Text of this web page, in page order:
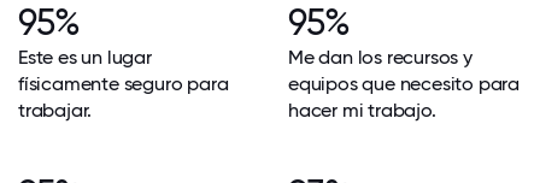
95%
Este es un lugar
físicamente seguro para
trabajar.
95%
Me dan los recursos y
equipos que necesito para
hacer mi trabajo.